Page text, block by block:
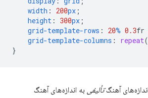
width : 200px ;
height : 300px ;
grid-template-rows : 20% 0.3fr
grid-template-columns : repeat(
}
آهنگتألیفی به اندازه‌های آهنگ